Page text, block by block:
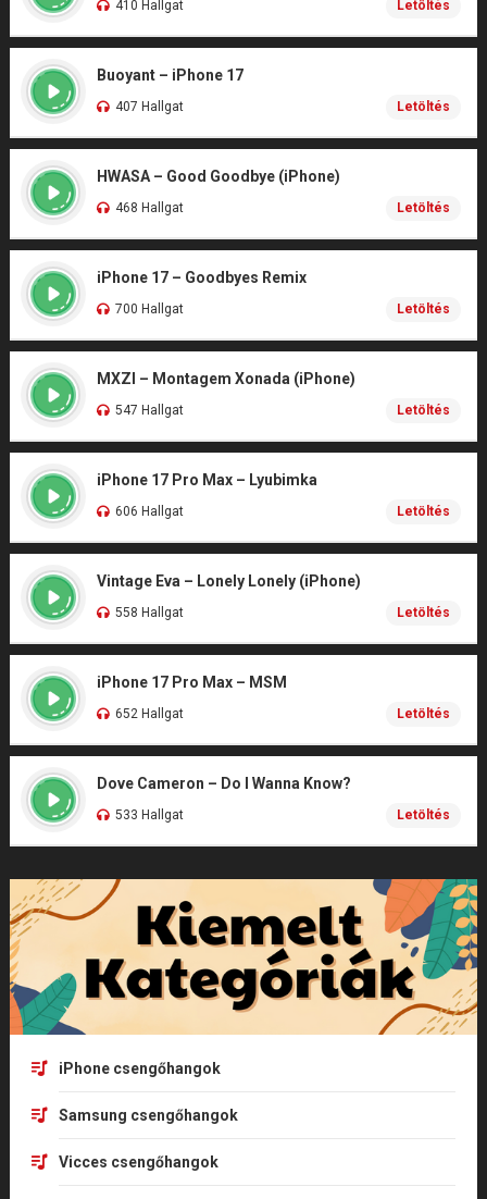
410 Hallgat Letöltés
Buoyant – iPhone 17
407 Hallgat Letöltés
HWASA – Good Goodbye (iPhone)
468 Hallgat Letöltés
iPhone 17 – Goodbyes Remix
700 Hallgat Letöltés
MXZI – Montagem Xonada (iPhone)
547 Hallgat Letöltés
iPhone 17 Pro Max – Lyubimka
606 Hallgat Letöltés
Vintage Eva – Lonely Lonely (iPhone)
558 Hallgat Letöltés
iPhone 17 Pro Max – MSM
652 Hallgat Letöltés
Dove Cameron – Do I Wanna Know?
533 Hallgat Letöltés
iPhone csengőhangok
Samsung csengőhangok
Vicces csengőhangok